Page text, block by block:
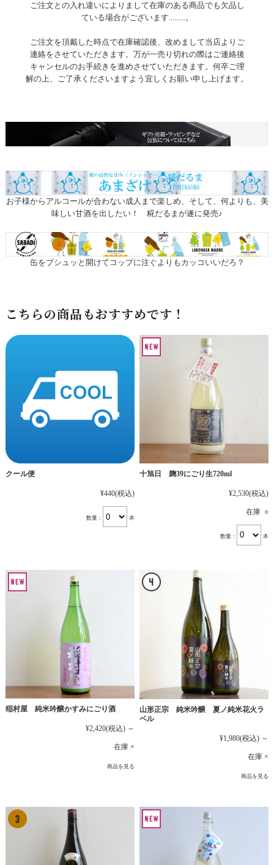
ご注文との入れ違いによりまして在庫のある商品でも欠品し
ている場合がございます.........。
ご注文を頂戴した時点で在庫確認後、改めまして当店よりご
連絡をさせていただきます。万が一売り切れの際はご連絡後
キャンセルのお手続きを進めさせていただきます。何卒ご理
解の上、ご了承くださいますよう宜しくお願い申し上げます。
お子様からアルコールが合わない成人まで楽しめ、そして、何よりも、美
味しい甘酒を出したい！ 糀だるまが遂に発売♪
缶をプシュッと開けてコップに注ぐよりもカッコいいだろ？
こちらの商品もおすすめです！
クール便
¥440(税込)
数量： 本
十旭日 麹39にごり生720ml
¥2,530(税込)
在庫 ○
数量： 本
稲村屋 純米吟醸かすみにごり酒
¥2,420(税込) ～
在庫 ×
商品を見る
山形正宗 純米吟醸 夏ノ純米花火ラ
ベル
¥1,980(税込) ～
在庫 ×
商品を見る